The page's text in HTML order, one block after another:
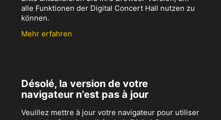
alle Funktionen der Digital Concert Hall nutzen zu
können.
Mehr erfahren
Désolé, la version de votre
navigateur n’est pas à jour
Veuillez mettre à jour votre navigateur pour utiliser